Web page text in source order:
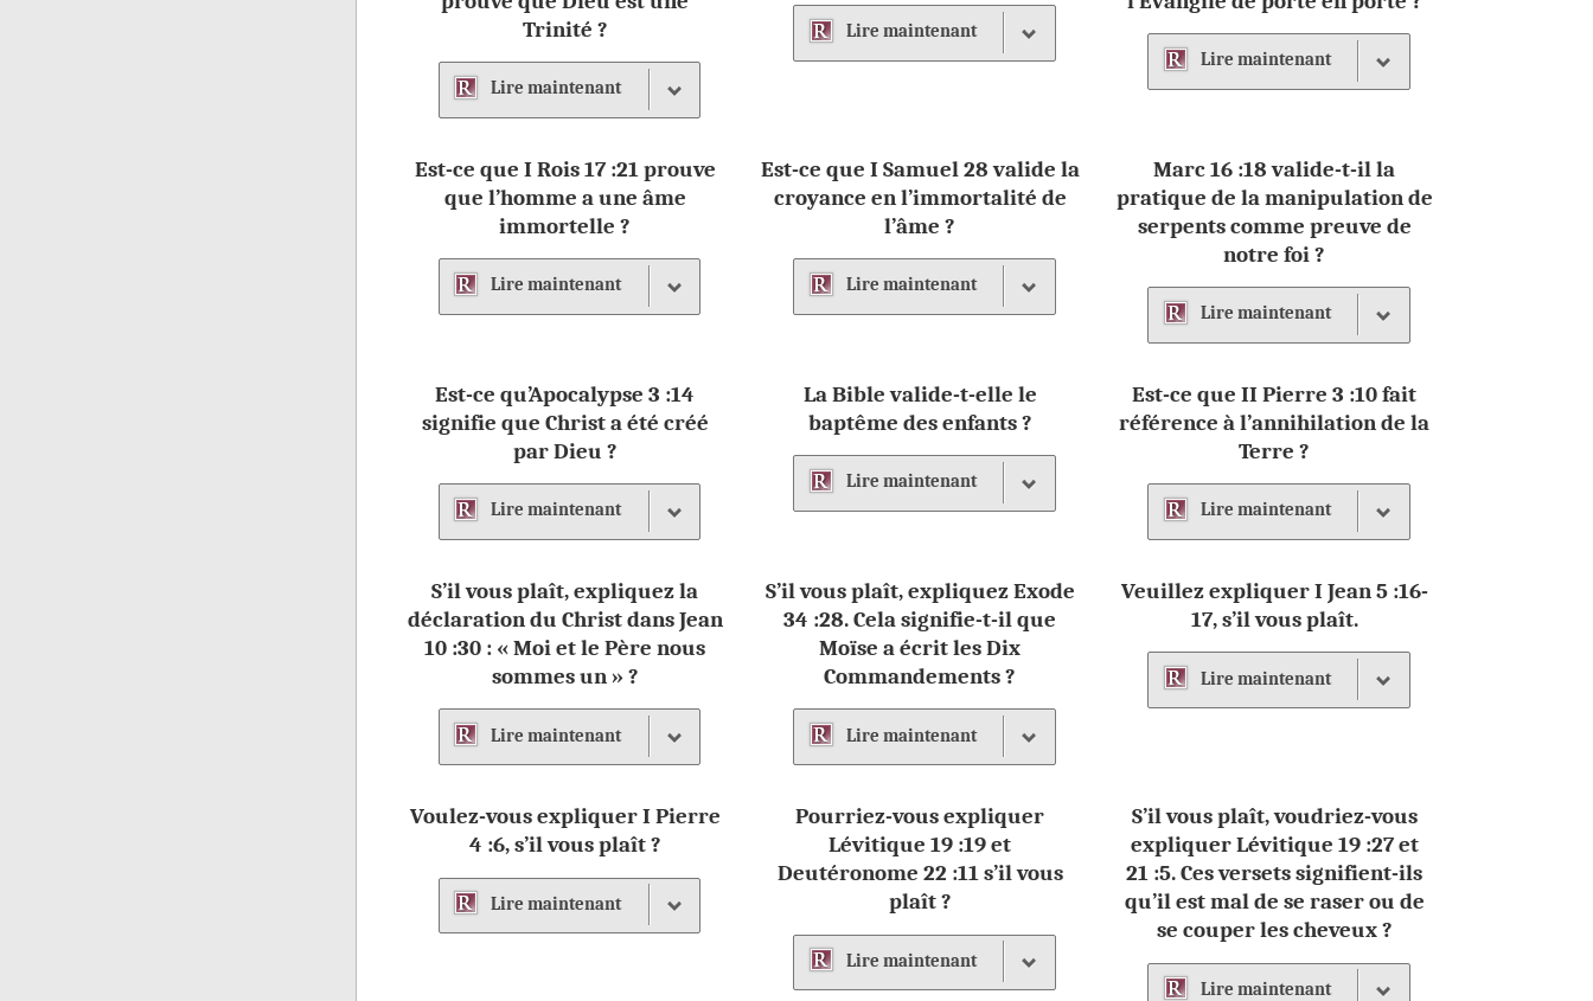
Trinité ?
Liremaintenant
Lire maintenant
Lire maintenant
Est-ce que I Rois 17 :21 prouve
que l’homme a une âme
immortelle ?
Liremaintenant
Est-ce que I Samuel 28 valide la
croyance en l’immortalité de
l’âme ?
Lire maintenant
Marc 16 :18 valide-t-il la
pratique de la manipulation de
serpents comme preuve de
notre foi ?
Lire maintenant
Est-ce qu’Apocalypse 3 :14
signifie que Christ a été créé
par Dieu ?
Liremaintenant
La Bible valide-t-elle le
baptême des enfants ?
Lire maintenant
Est-ce que II Pierre 3 :10 fait
référence à l’annihilation de la
Terre ?
Lire maintenant
S’il vous plaît, expliquez la
déclaration du Christ dans Jean
10 :30 : « Moi et le Père nous
sommes un » ?
Liremaintenant
S’il vous plaît, expliquez Exode
34 :28. Cela signifie-t-il que
Moïse a écrit les Dix
Commandements ?
Lire maintenant
Veuillez expliquer I Jean 5 :16-
17, s’il vous plaît.
Lire maintenant
Voulez-vous expliquer I Pierre
4 :6, s’il vous plaît ?
Liremaintenant
Pourriez-vous expliquer
Lévitique 19 :19 et
Deutéronome 22 :11 s’il vous
plaît ?
Lire maintenant
S’il vous plaît, voudriez-vous
expliquer Lévitique 19 :27 et
21 :5. Ces versets signifient-ils
qu’il est mal de se raser ou de
se couper les cheveux ?
Lire maintenant